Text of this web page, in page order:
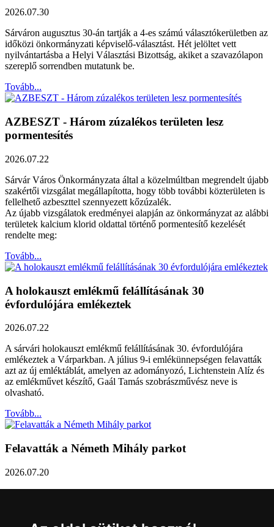
2026.07.30
Sárváron augusztus 30-án tartják a 4-es számú választókerületben az
időközi önkormányzati képviselő-választást. Hét jelöltet vett
nyilvántartásba a Helyi Választási Bizottság, akiket a szavazólapon
szereplő sorrendben mutatunk be.
Tovább...
AZBESZT - Három zúzalékos területen lesz
pormentesítés
2026.07.22
Sárvár Város Önkormányzata által a közelmúltban megrendelt újabb
szakértői vizsgálat megállapította, hogy több további közterületen is
fellelhető azbeszttel szennyezett kőzúzalék.
Az újabb vizsgálatok eredményei alapján az önkormányzat az alábbi
területek kalcium klorid oldattal történő pormentesítő kezelését
rendelte meg:
Tovább...
A holokauszt emlékmű felállításának 30
évfordulójára emlékeztek
2026.07.22
A sárvári holokauszt emlékmű felállításának 30. évfordulójára
emlékeztek a Várparkban. A július 9-i emlékünnepségen felavatták
azt az új emléktáblát, amelyen az adományozó, Lichtenstein Alíz és
az emlékművet készítő, Gaál Tamás szobrászművész neve is
olvasható.
Tovább...
Felavatták a Németh Mihály parkot
2026.07.20